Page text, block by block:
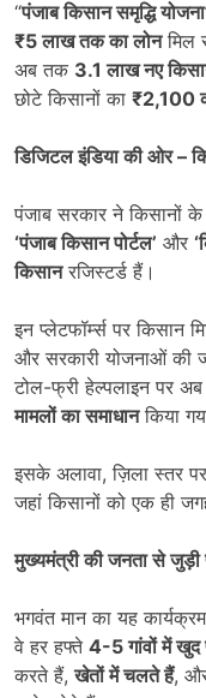
“पंजाब किसान समृद्धि योजना
₹5लाख तक का लोनमिल
अब तक 3.1लाख नए
छोटे किसानों का ₹2,100
डिजिटल इंडिया की ओर–
पंजाब सरकार ने किसानों के
‘पंजाब किसान पोर्टल’ और ‘
किसानरजिस्टर्ड हैं।
इन प्लेटफॉर्म्स पर किसान
और सरकारी योजनाओं की
टोल-फ्री हेल्पलाइन पर
मामलों का समाधानकिया
इसके अलावा, ज़िला स्तर पर
जहां किसानों को एक ही
मुख्यमंत्री की जनता से
भगवंत मान का यह
वे हर हफ्ते 4-5गांवों में
करते हैं,खेतों में चलते हैं,